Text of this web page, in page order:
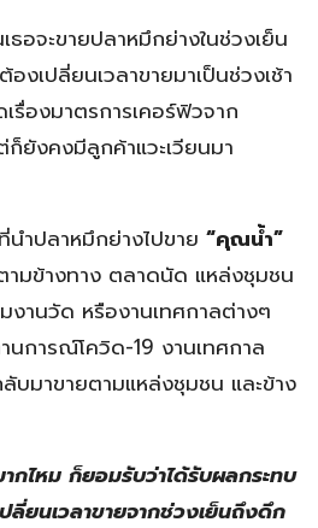
ธอจะขายปลาหมึกย่างในช่วงเย็น
งเปลี่ยนเวลาขายมาเป็นช่วงเช้า
รื่องมาตรการเคอร์ฟิวจาก
ยังคงมีลูกค้าแวะเวียนมา
นำปลาหมึกย่างไปขาย “คุณน้ำ”
ามข้างทาง ตลาดนัด แหล่งชุมชน
งานวัด หรืองานเทศกาลต่างๆ
การณ์โควิด-19 งานเทศกาล
บมาขายตามแหล่งชุมชน และข้าง
กไหม ก็ยอมรับว่าได้รับผลกระทบ
ลี่ยนเวลาขายจากช่วงเย็นถึงดึก